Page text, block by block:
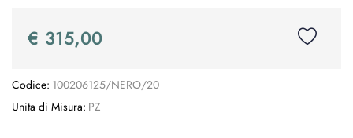
€ 315,00
Codice: 100206125/NERO/20
Unita di Misura: PZ